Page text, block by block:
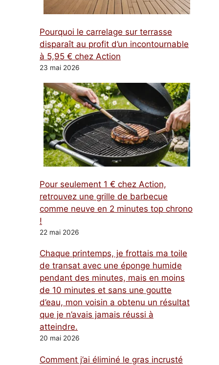
Pourquoi le carrelage sur terrasse
disparaît au profit d’un incontournable
à 5,95 € chez Action
23 mai 2026
Pour seulement 1 € chez Action,
retrouvez une grille de barbecue
comme neuve en 2 minutes top chrono
!
22 mai 2026
Chaque printemps, je frottais ma toile
de transat avec une éponge humide
pendant des minutes, mais en moins
de 10 minutes et sans une goutte
d’eau, mon voisin a obtenu un résultat
que je n’avais jamais réussi à
atteindre.
20 mai 2026
Comment j’ai éliminé le gras incrusté